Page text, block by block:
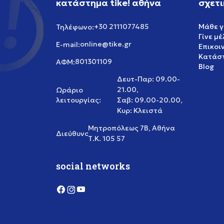
κατάστημα tike! αθήνα
Τηλέφωνο:+30 2111077485
E-mail:online@tike.gr
ΑΦΜ:801301109
Ωράριο
λειτουργίας:
Δευτ-Παρ: 09.00-
21.00,
Σαβ: 09.00-20.00,
Κυρ: Κλειστά
Διεύθυνση:
Μητροπόλεως 7Β, Αθήνα
Τ.Κ. 105 57
Μάθε
Γίνε
Blog
social networks